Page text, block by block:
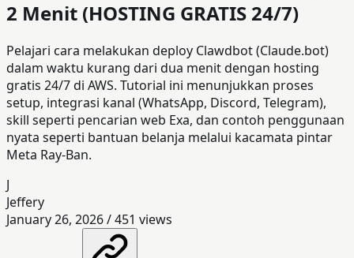
2 Menit (HOSTING GRATIS 24/7)
Pelajari cara melakukan deploy Clawdbot (Claude.bot)
dalam waktu kurang dari dua menit dengan hosting
gratis 24/7 di AWS. Tutorial ini menunjukkan proses
setup, integrasi kanal (WhatsApp, Discord, Telegram),
skill seperti pencarian web Exa, dan contoh penggunaan
nyata seperti bantuan belanja melalui kacamata pintar
Meta Ray-Ban.
J
Jeffery
January 26, 2026/451 views